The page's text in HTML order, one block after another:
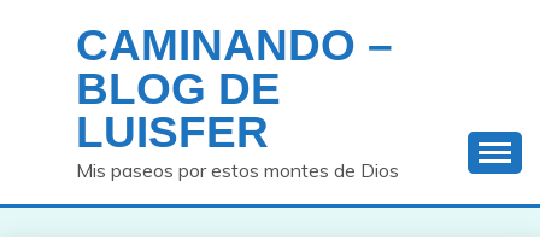
contenido
CAMINANDO –
BLOG DE
LUISFER
Mis paseos por estos montes de Dios